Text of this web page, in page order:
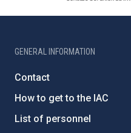
GENERAL INFORMATION
Contact
How to get to the IAC
List of personnel